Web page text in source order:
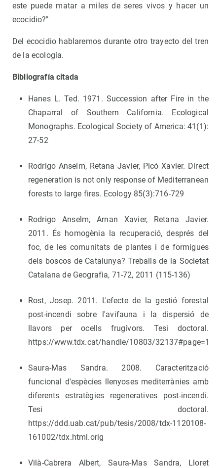
este puede matar a miles de seres vivos y hacer un
ecocidio?"
Del ecocidio hablaremos durante otro trayecto del tren
de la ecología.
Bibliografía citada
Hanes L. Ted. 1971. Succession after Fire in the
Chaparral of Southern California. Ecological
Monographs. Ecological Society of America: 41(1):
27-52
Rodrigo Anselm, Retana Javier, Picó Xavier. Direct
regeneration is not only response of Mediterranean
forests to large fires. Ecology 85(3):716-729
Rodrigo Anselm, Arnan Xavier, Retana Javier.
2011. És homogènia la recuperació, després del
foc, de les comunitats de plantes i de formigues
dels boscos de Catalunya? Treballs de la Societat
Catalana de Geografia, 71-72, 2011 (115-136)
Rost, Josep. 2011. L'efecte de la gestió forestal
post-incendi sobre l'avifauna i la dispersió de
llavors per ocells frugívors. Tesi doctoral.
https://www.tdx.cat/handle/10803/32137#page=1
Saura-Mas Sandra. 2008. Caracterització
funcional d'espècies llenyoses mediterrànies amb
diferents estratègies regeneratives post-incendi.
Tesi doctoral.
https://ddd.uab.cat/pub/tesis/2008/tdx-1120108-
161002/tdx.html.orig
Vilà-Cabrera Albert, Saura-Mas Sandra, Lloret